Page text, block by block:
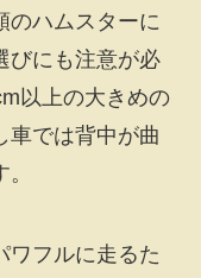
のハムスターに
びにも注意が必
以上の大きめの
車では背中が曲
ワフルに走るた